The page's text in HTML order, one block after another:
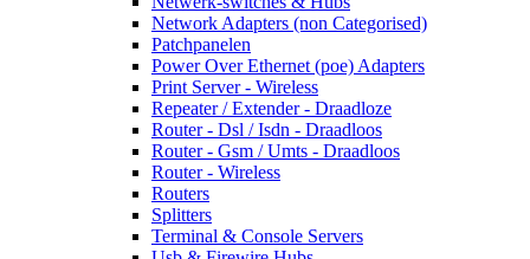
Network Adapters (non Categorised)
Patchpanelen
Power Over Ethernet (poe) Adapters
Print Server - Wireless
Repeater / Extender - Draadloze
Router - Dsl / Isdn - Draadloos
Router - Gsm / Umts - Draadloos
Router - Wireless
Routers
Splitters
Terminal & Console Servers